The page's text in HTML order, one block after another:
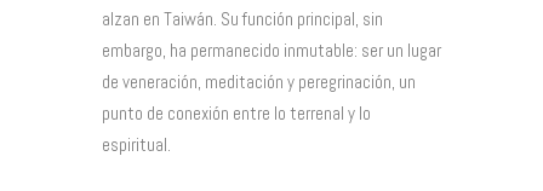
alzan en Taiwán. Su función principal, sin
embargo, ha permanecido inmutable: ser un lugar
de veneración, meditación y peregrinación, un
punto de conexión entre lo terrenal y lo
espiritual.